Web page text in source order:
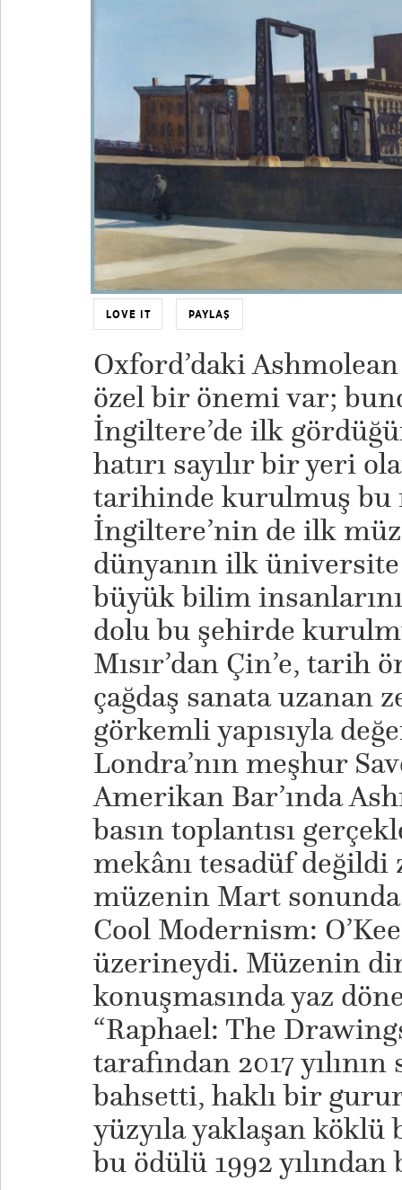
LOVE IT PAYLAŞ
Oxford’daki
özel bir önemi var;
İngiltere’de ilk
hatırı sayılır bir yeri
tarihinde kurulmuş
İngiltere’nin de ilk
dünyanın ilk
büyük bilim
dolu bu şehirde
Mısır’dan Çin’e, tarih
çağdaş sanata uzanan
görkemli yapısıyla
Londra’nın meşhur
Amerikan Bar’ında
basın toplantısı
mekânı tesadüf
müzenin Mart sonunda
Cool Modernism:
üzerineydi. Müzenin
konuşmasında yaz
“Raphael: The
tarafından 2017
bahsetti, haklı bir
yüzyıla yaklaşan
bu ödülü 1992